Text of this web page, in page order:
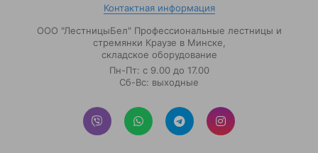
Контактная информация
ООО "ЛестницыБел" Профессиональные лестницы и
стремянки Краузе в Минске
складское оборудование
Пн-Пт: с 9.00 до 17.00
Сб-Вс: выходные